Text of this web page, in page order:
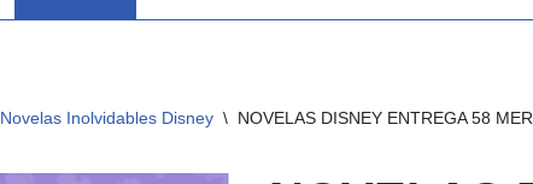
Novelas Inolvidables Disney \ NOVELAS DISNEY ENTREGA 58